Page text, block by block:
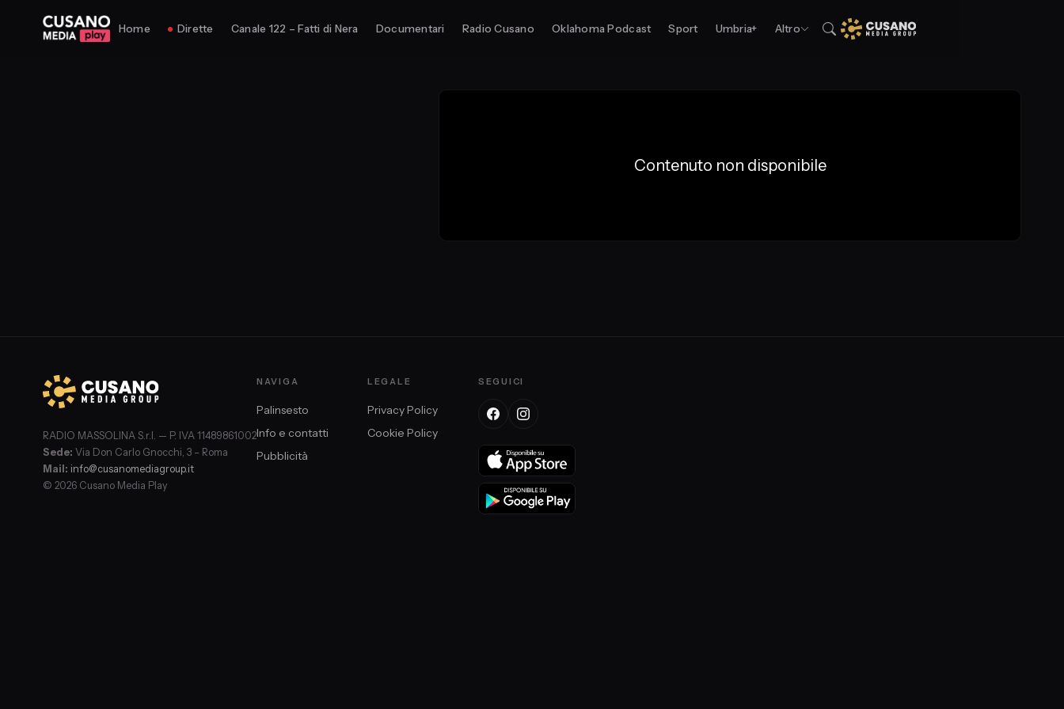
Home Dirette Canale 122 – Fatti di Nera Documentari Radio Cusano Oklahoma Podcast Sport Umbria+ Altro
Contenuto non disponibile
RADIO MASSOLINA S.r.l. — P. IVA 11489861002
Sede: Via Don Carlo Gnocchi, 3 – Roma
Mail: info@cusanomediagroup.it
© 2026 Cusano Media Play
NAVIGA
Palinsesto
Info e contatti
Pubblicità
LEGALE
Privacy Policy
Cookie Policy
SEGUICI